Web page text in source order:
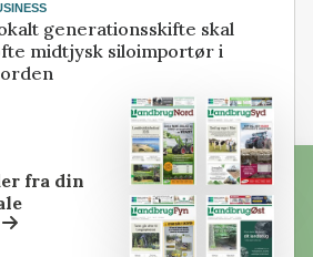
generationsskifte skal
midtjysk siloimportør i
fra din